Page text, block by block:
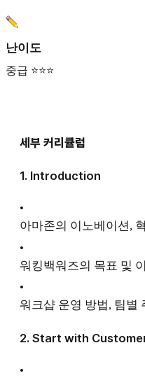
난이도
중급 ⭐⭐⭐
세부 커리큘럼
1. Introduction
•
아마존의 이노베이션,
•
워킹백워즈의 목표 및
•
워크샵 운영 방법, 팀별
2. Start with
•